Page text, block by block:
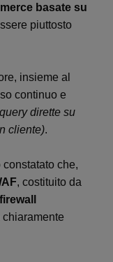
basate su
piuttosto
insieme al
continuo e
dirette su
cliente).
che,
, costituito da